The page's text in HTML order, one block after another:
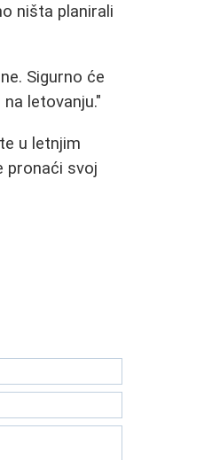
ništa planirali
Sigurno će
letovanju."
u letnjim
pronaći svoj